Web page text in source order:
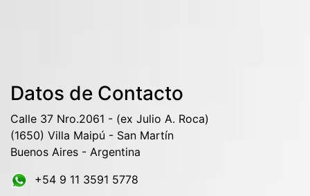
Datos de Contacto
Calle 37 Nro.2061 - (ex Julio A. Roca)
(1650) Villa Maipú - San Martín
Buenos Aires - Argentina
+54 9 11 3591 5778